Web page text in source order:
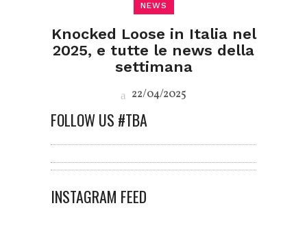
NEWS
Knocked Loose in Italia nel
2025, e tutte le news della
settimana
22/04/2025
FOLLOW US #TBA
INSTAGRAM FEED